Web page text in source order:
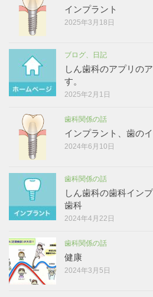
インプラント
2025年3月18日
ブログ、日記
しん歯科のアプリの
す。
2025年2月1日
歯科関係の話
インプラント、歯の
2024年6月10日
歯科関係の話
しん歯科の歯科イン
歯科
2024年4月22日
歯科関係の話
健康
2024年3月5日